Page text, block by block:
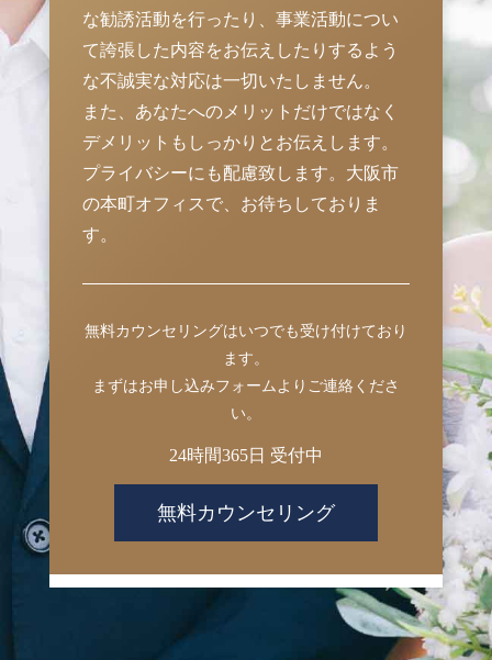
な勧誘活動を行ったり、事業活動につい
て誇張した内容をお伝えしたりするよう
な不誠実な対応は一切いたしません。
また、あなたへのメリットだけではなく
デメリットもしっかりとお伝えします。
プライバシーにも配慮致します。大阪市
の本町オフィスで、お待ちしておりま
す。
無料カウンセリングはいつでも受け付けており
ます。
まずはお申し込みフォームよりご連絡くださ
い。
24時間365日 受付中
無料カウンセリング